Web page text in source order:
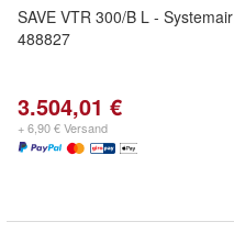
SAVE VTR 300/B L - Systemair
488827
3.504,01 €
+ 6,90 € Versand